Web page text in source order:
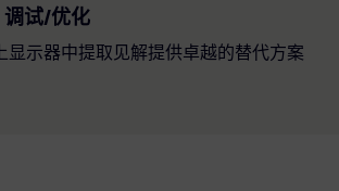
调试/优化
显示器中提取见解提供卓越的替代方案